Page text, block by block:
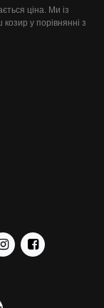
ціна. Ми із
у порівнянні з